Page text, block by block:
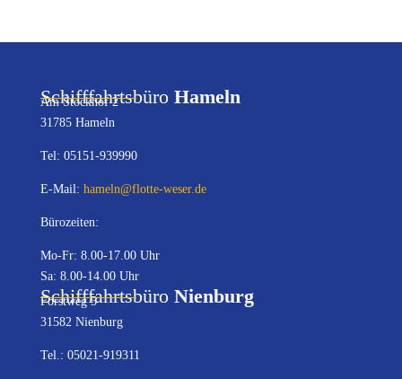
Schifffahrtsbüro Hameln
Am Stockhof 2
31785 Hameln
Tel: 05151-939990
E-Mail: hameln@flotte-weser.de
Bürozeiten:
Mo-Fr: 8.00-17.00 Uhr
Sa: 8.00-14.00 Uhr
Schifffahrtsbüro Nienburg
Forstweg 5
31582 Nienburg
Tel.: 05021-919311